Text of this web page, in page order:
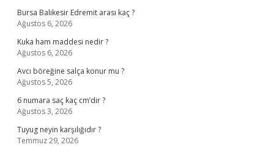
Bursa Balıkesir Edremit arası kaç ?
Ağustos 6, 2026
Kuka ham maddesi nedir ?
Ağustos 6, 2026
Avcı böreğine salça konur mu ?
Ağustos 5, 2026
6 numara saç kaç cm’dir ?
Ağustos 3, 2026
Tuyug neyin karşılığıdır ?
Temmuz 29, 2026